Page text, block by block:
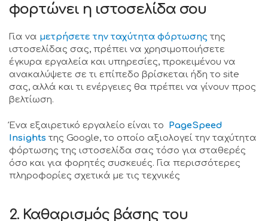
φορτώνει η ιστοσελίδα σου
Για να μετρήσετε την ταχύτητα φόρτωσης της
ιστοσελίδας σας, πρέπει να χρησιμοποιήσετε
έγκυρα εργαλεία και υπηρεσίες, προκειμένου να
ανακαλύψετε σε τι επίπεδο βρίσκεται ήδη το site
σας, αλλά και τι ενέργειες θα πρέπει να γίνουν προς
βελτίωση.
Ένα εξαιρετικό εργαλείο είναι το PageSpeed
Insights της Google, το οποίο αξιολογεί την ταχύτητα
φόρτωσης της ιστοσελίδα σας τόσο για σταθερές
όσο και για φορητές συσκευές. Για περισσότερες
πληροφορίες σχετικά με τις τεχνικές
2. Καθαρισμός βάσης του